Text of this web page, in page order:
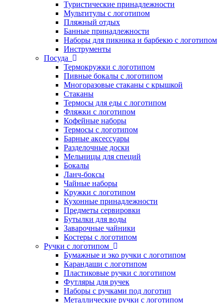
Туристические принадлежности
Мультитулы с логотипом
Пляжный отдых
Банные принадлежности
Наборы для пикника и барбекю с логотипом
Инструменты
Посуда
Термокружки с логотипом
Пивные бокалы с логотипом
Многоразовые стаканы с крышкой
Стаканы
Термосы для еды с логотипом
Фляжки с логотипом
Кофейные наборы
Термосы с логотипом
Барные аксессуары
Разделочные доски
Мельницы для специй
Бокалы
Ланч-боксы
Чайные наборы
Кружки с логотипом
Кухонные принадлежности
Предметы сервировки
Бутылки для воды
Заварочные чайники
Костеры с логотипом
Ручки с логотипом
Бумажные и эко ручки с логотипом
Карандаши с логотипом
Пластиковые ручки с логотипом
Футляры для ручек
Наборы с ручками под логотип
Металлические ручки с логотипом